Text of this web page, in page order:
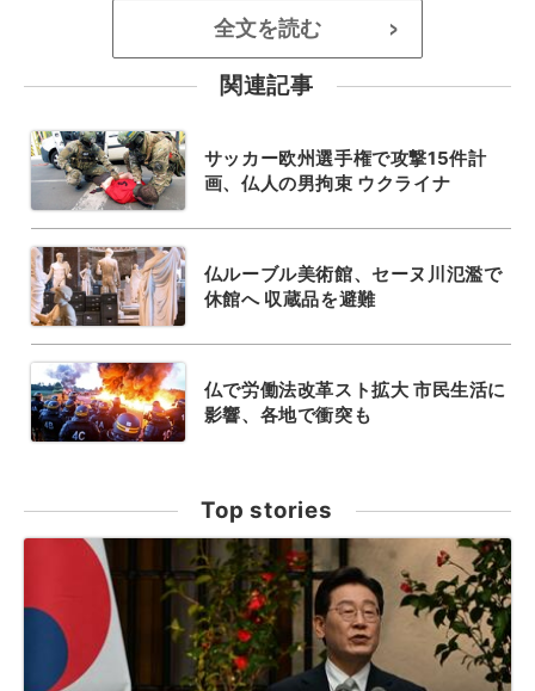
全文を読む >
関連記事
サッカー欧州選手権で攻撃15件計
画、仏人の男拘束 ウクライナ
仏ルーブル美術館、セーヌ川氾濫で
休館へ 収蔵品を避難
仏で労働法改革スト拡大 市民生活に
影響、各地で衝突も
Top stories